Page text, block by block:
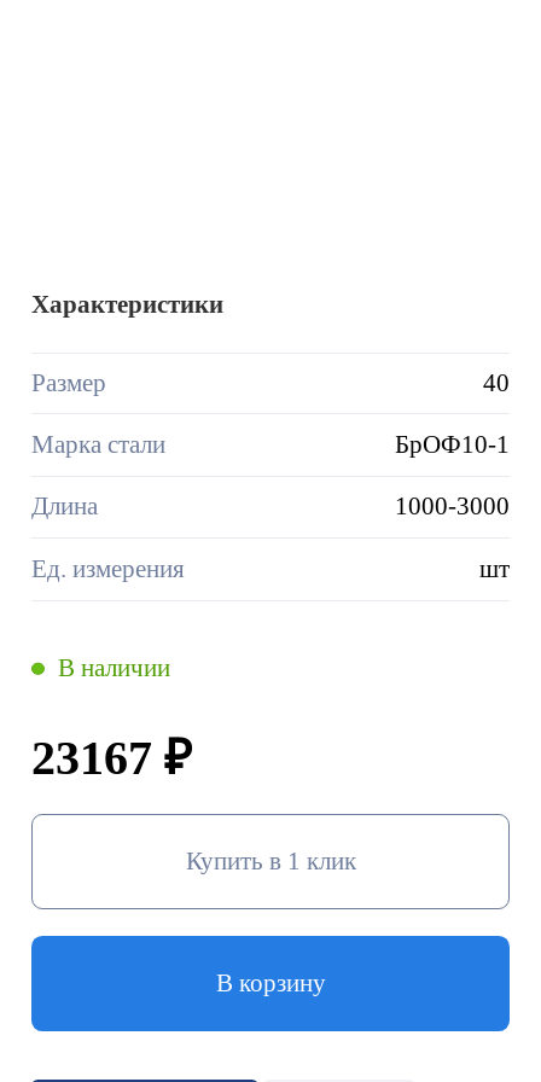
Характеристики
Размер 40
Марка стали БрОФ10-1
Длина 1000-3000
Ед. измерения шт
23167 ₽
В наличии
В корзину
Купить в 1 клик